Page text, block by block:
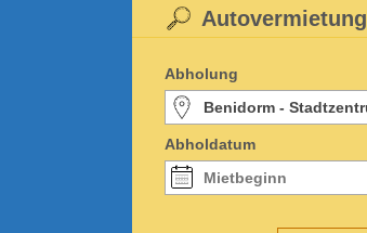
Autovermietung
Abholung
Abholdatum